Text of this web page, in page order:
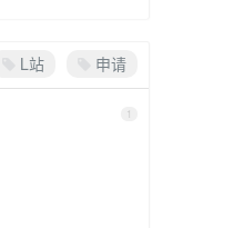
L站 申请
1